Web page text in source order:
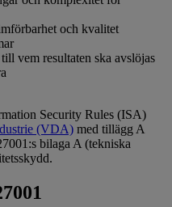
och kvalitet
vem resultaten ska avslöjas
Security Rules (ISA)
(VDA) med tillägg A
bilaga A (tekniska